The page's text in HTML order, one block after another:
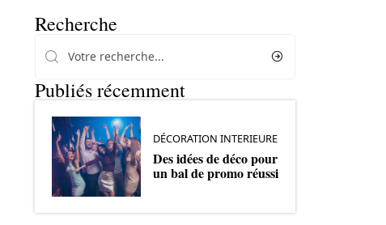
Recherche
Publiés récemment
DÉCORATION INTERIEURE
Des idées de déco pour
un bal de promo réussi